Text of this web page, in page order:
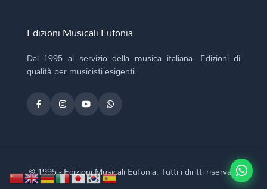
Edizioni Musicali Eufonia
Dal 1995 al servizio della musica italiana. Edizioni di
qualità per musicisti esigenti.
© 1995 - Edizioni Musicali Eufonia. Tutti i diritti riservati.